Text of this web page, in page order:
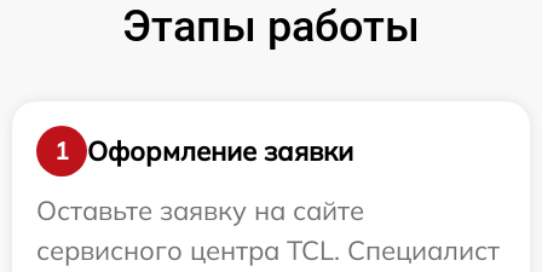
Этапы работы
1
Оформление заявки
Оставьте заявку на сайте
сервисного центра TCL. Специалист